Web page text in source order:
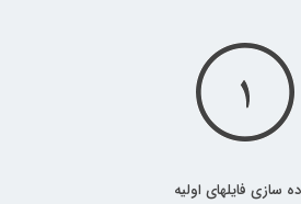
سازی فایلهای اولیه